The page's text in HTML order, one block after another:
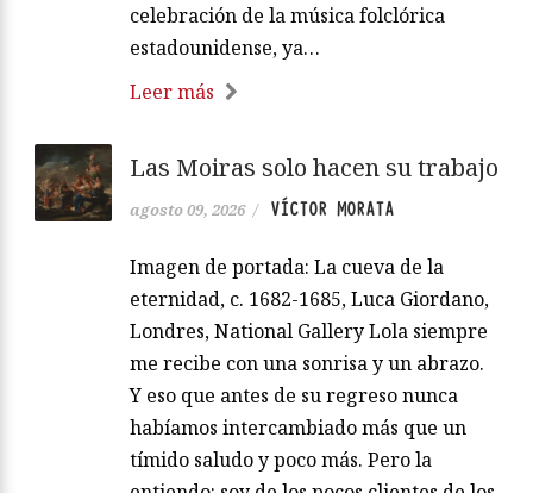
celebración de la música folclórica
estadounidense, ya…
Leer más
Las Moiras solo hacen su trabajo
agosto 09, 2026 / VÍCTOR MORATA
Imagen de portada: La cueva de la
eternidad, c. 1682-1685, Luca Giordano,
Londres, National Gallery Lola siempre
me recibe con una sonrisa y un abrazo.
Y eso que antes de su regreso nunca
habíamos intercambiado más que un
tímido saludo y poco más. Pero la